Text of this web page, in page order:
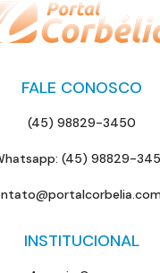
FALE CONOSCO
(45) 98829-3450
(45) 98829-
INSTITUCIONAL